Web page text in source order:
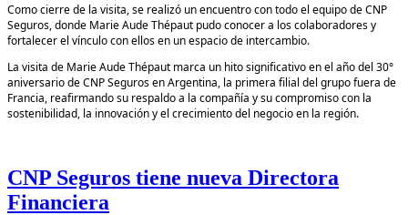
Como cierre de la visita, se realizó un encuentro con todo el equipo de CNP
Seguros, donde Marie Aude Thépaut pudo conocer a los colaboradores y
fortalecer el vínculo con ellos en un espacio de intercambio.
La visita de Marie Aude Thépaut marca un hito significativo en el año del 30°
aniversario de CNP Seguros en Argentina, la primera filial del grupo fuera de
Francia, reafirmando su respaldo a la compañía y su compromiso con la
sostenibilidad, la innovación y el crecimiento del negocio en la región.
CNP Seguros tiene nueva Directora
Financiera